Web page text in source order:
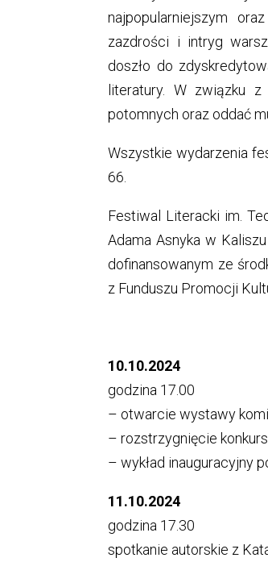
najpopularniejszym
zazdrości i intryg
doszło do
literatury. W związku
potomnych oraz oddać
Wszystkie wydarzenia
66.
Festiwal Literacki im.
Adama Asnyka w
dofinansowanym ze
z Funduszu Promocji
10.10.2024
godzina 17.00
– otwarcie wystawy
– rozstrzygnięcie
– wykład inauguracyjny
11.10.2024
godzina 17.30
spotkanie autorskie z